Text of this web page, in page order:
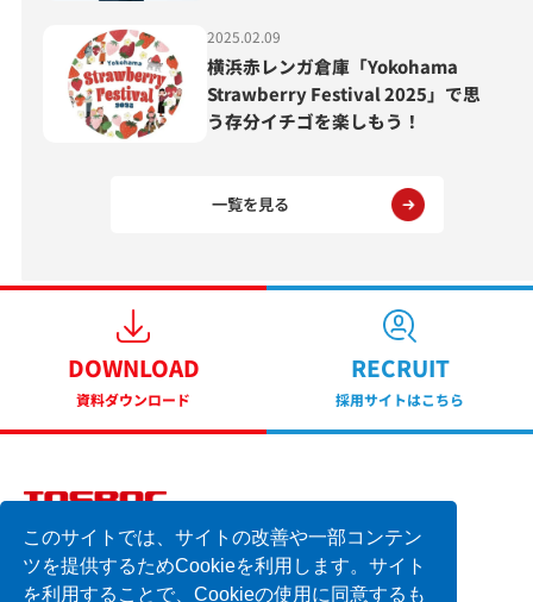
このサイトでは、サイトの改善や一部コンテン
ツを提供するためCookieを利用します。サイト
を利用することで、Cookieの使用に同意するも
2025.02.09
横浜赤レンガ倉庫「Yokohama
Strawberry Festival 2025」で思
う存分イチゴを楽しもう！
一覧を見る
DOWNLOAD
資料ダウンロード
RECRUIT
採用サイトはこちら
横浜市中区不老町1丁目1番地5号 横浜東芝ビル7F
TEL 045-662-1335 FAX 045-662-1847